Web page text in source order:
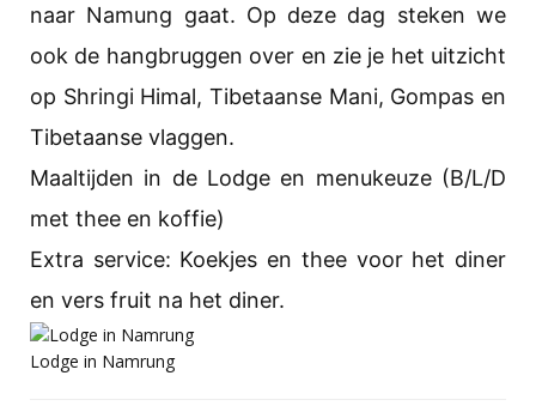
naar Namung gaat. Op deze dag steken we
ook de hangbruggen over en zie je het uitzicht
op Shringi Himal, Tibetaanse Mani, Gompas en
Tibetaanse vlaggen.
Maaltijden in de Lodge en menukeuze (B/L/D
met thee en koffie)
Extra service: Koekjes en thee voor het diner
en vers fruit na het diner.
Lodge in Namrung